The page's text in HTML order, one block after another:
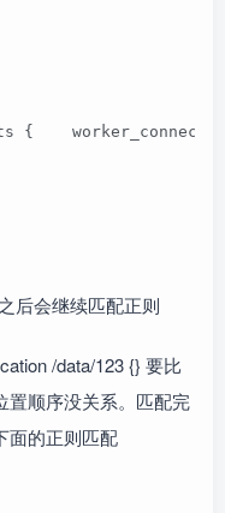
{
后会继续匹配正则
/data/123 {} 要比
置顺序没关系。匹配完
面的正则匹配